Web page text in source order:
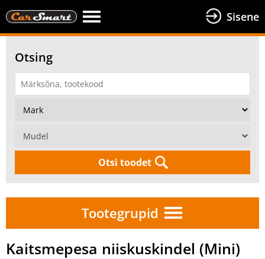
Sisene
Otsing
Otsi toodet
Tootegrupid
Kaitsmepesa niiskuskindel (Mini)